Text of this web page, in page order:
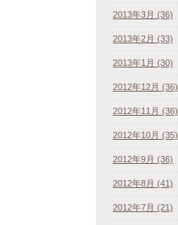
2013年3月 (36)
2013年2月 (33)
2013年1月 (30)
2012年12月 (36)
2012年11月 (36)
2012年10月 (35)
2012年9月 (36)
2012年8月 (41)
2012年7月 (21)